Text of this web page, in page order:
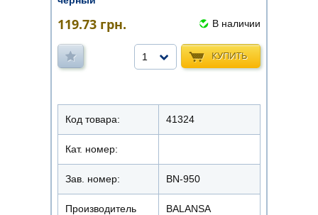
119.73 грн. В наличии
КУПИТЬ
1
Код товара: 41324
Кат. номер:
Зав. номер: BN-950
Производитель BALANSA